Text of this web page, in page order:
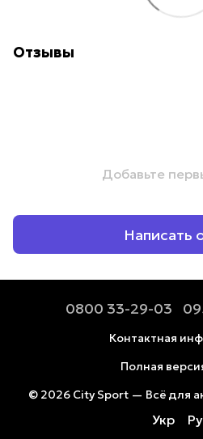
Отзывы
Добавьте
Написать
0800 33-29-03
Контактная
Полная
© 2026 City Sport — Всё для
Укр